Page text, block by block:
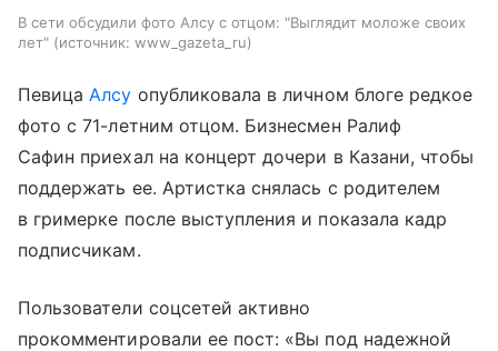
В сети обсудили фото Алсу с отцом: "Выглядит моложе своих
лет"
источник: www_gazeta_ru
Певица Алсу опубликовала в личном блоге редкое
фото с 71-летним отцом. Бизнесмен Ралиф
Сафин приехал на концерт дочери в Казани, чтобы
поддержать ее. Артистка снялась с родителем
в гримерке после выступления и показала кадр
подписчикам.
Пользователи соцсетей активно
прокомментировали ее пост: «Вы под надежной